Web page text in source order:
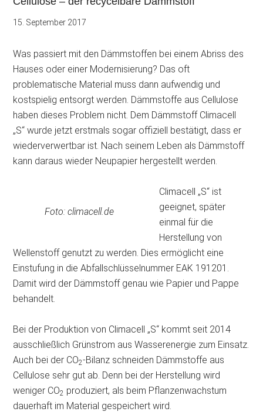
15. September 2017
Was passiert mit den Dämmstoffen bei einem Abriss des
Hauses oder einer Modernisierung? Das oft
problematische Material muss dann aufwendig und
kostspielig entsorgt werden. Dämmstoffe aus Cellulose
haben dieses Problem nicht. Dem Dämmstoff Climacell
„S“ wurde jetzt erstmals sogar offiziell bestätigt, dass er
wiederverwertbar ist. Nach seinem Leben als Dämmstoff
kann daraus wieder Neupapier hergestellt werden.
Foto: climacell.de
Climacell „S“ ist
geeignet, später
einmal für die
Herstellung von
Wellenstoff genutzt zu werden. Dies ermöglicht eine
Einstufung in die Abfallschlüsselnummer EAK 191201.
Damit wird der Dämmstoff genau wie Papier und Pappe
behandelt.
Bei der Produktion von Climacell „S“ kommt seit 2014
ausschließlich Grünstrom aus Wasserenergie zum Einsatz.
Auch bei der CO2-Bilanz schneiden Dämmstoffe aus
Cellulose sehr gut ab. Denn bei der Herstellung wird
weniger CO2 produziert, als beim Pflanzenwachstum
dauerhaft im Material gespeichert wird.